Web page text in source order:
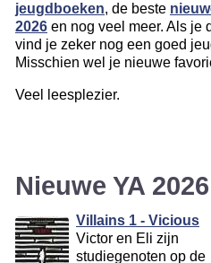
jeugdboeken, de beste
2026 en nog veel meer. Als je
vind je zeker nog een goed
Misschien wel je nieuwe
Veel leesplezier.
Nieuwe YA 2026
Villains 1 - Vicious
Victor en Eli zijn
studiegenoten op de